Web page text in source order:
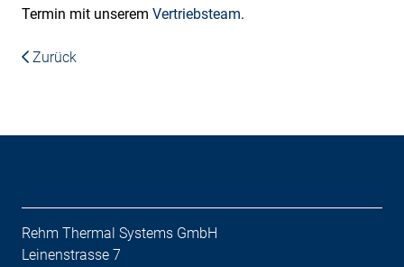
Termin mit unserem Vertriebsteam.
Zurück
Rehm Thermal Systems GmbH
Leinenstrasse 7